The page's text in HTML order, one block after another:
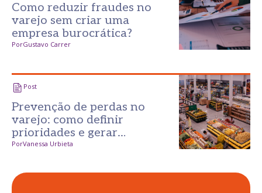
Como reduzir fraudes no
varejo sem criar uma
empresa burocrática?
PorGustavo Carrer
Post
Prevenção de perdas no
varejo: como definir
prioridades e gerar
resultados desde o primeiro
PorVanessa Urbieta